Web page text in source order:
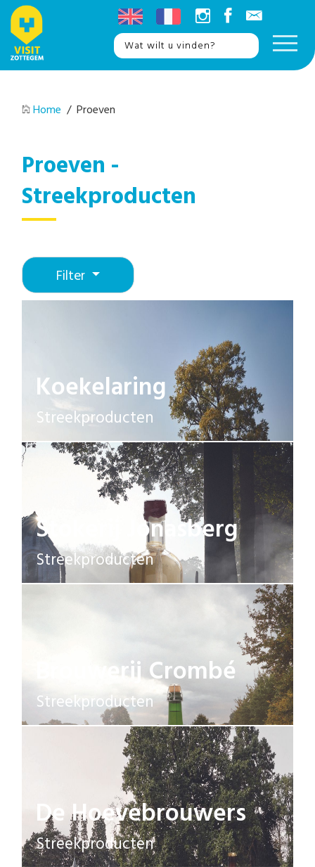
Home / Proeven
Proeven -
Streekproducten
Filter
Koekelaring
Streekproducten
Stokerij Jonasberg
Streekproducten
Brouwerij Crombé
Streekproducten
De Hoevebrouwers
Streekproducten